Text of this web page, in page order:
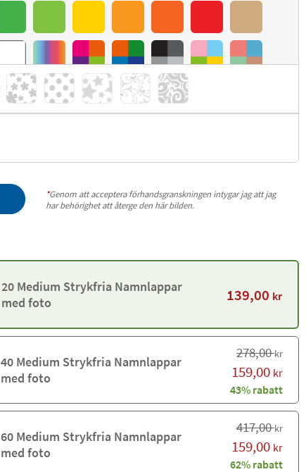
*Genom att acceptera förhandsgranskningen intygar jag att jag
har behörighet att återge den här bilden.
20 Medium Strykfria Namnlappar
med foto
139,00 kr
40 Medium Strykfria Namnlappar
med foto
278,00kr
159,00 kr
43% rabatt
60 Medium Strykfria Namnlappar
med foto
417,00kr
159,00 kr
62% rabatt